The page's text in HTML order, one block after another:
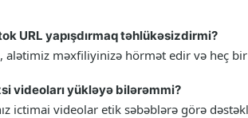
URL yapışdırmaq təhlükəsizdirmi?
alətimiz məxfiliyinizə hörmət edir və heç bir
videoları yükləyə bilərəmmi?
ictimai videolar etik səbəblərə görə